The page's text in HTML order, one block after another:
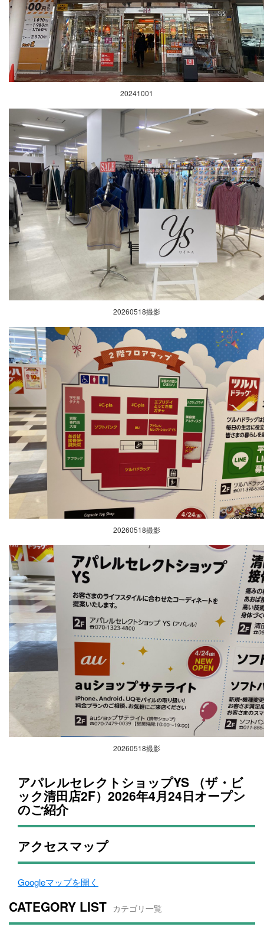
20241001
20260518撮影
20260518撮影
20260518撮影
アパレルセレクトショップYS （ザ・ビ
ック清田店2F）2026年4月24日オープン
のご紹介
アクセスマップ
Googleマップを開く
CATEGORY LIST カテゴリ一覧